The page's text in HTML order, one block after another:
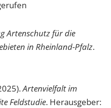
Artenschutz für die
in Rheinland-Pfalz.
Artenvielfalt im
Feldstudie. Herausgeber: